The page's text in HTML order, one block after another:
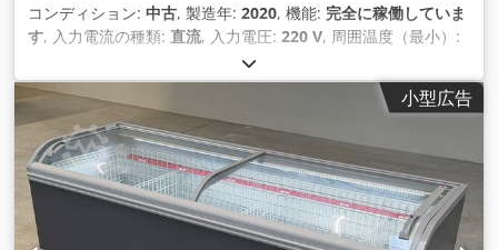
コンディション: 中古, 製造年: 2020, 機能: 完全に稼働していま
す, 入力電流の種類: 直流, 入力電圧: 220 V, 周囲温度（最小）:
, 入力周波数:
25 °C, 全長:2,502 mm, 全幅:2,502 mm, 内寸幅:2,439 mm,
内寸長:
659 mm, 空車重量:
, 冷却方式:
空気
, 装備:照明,
小型広告